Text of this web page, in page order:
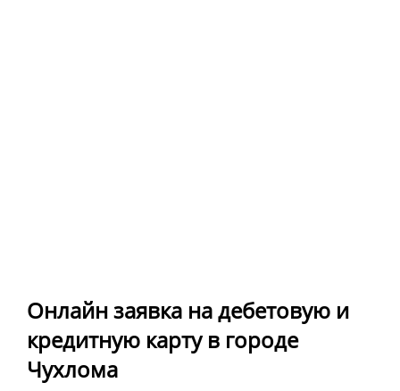
Онлайн заявка на дебетовую и
кредитную карту в городе
Чухлома